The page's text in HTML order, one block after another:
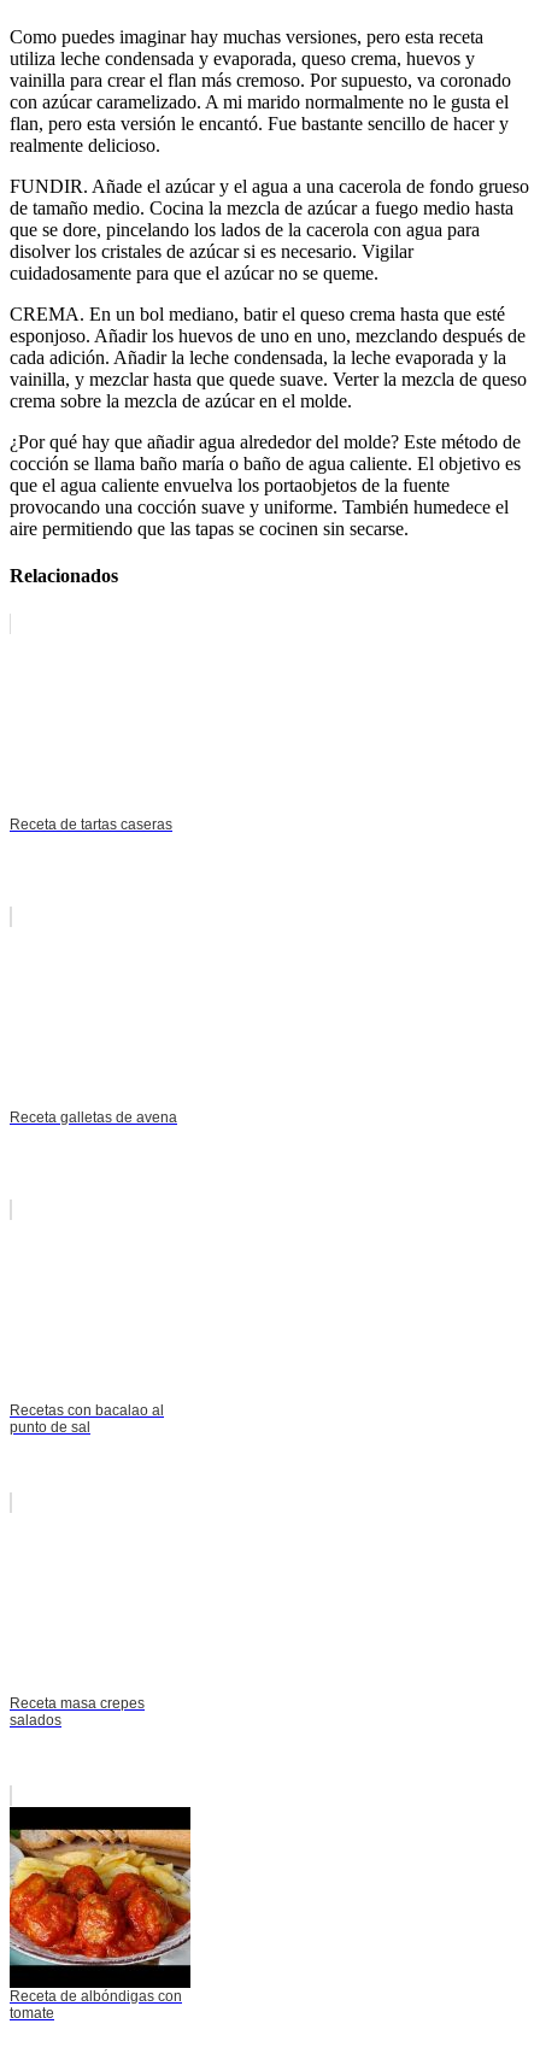
Como puedes imaginar hay muchas versiones, pero esta receta
utiliza leche condensada y evaporada, queso crema, huevos y
vainilla para crear el flan más cremoso. Por supuesto, va coronado
con azúcar caramelizado. A mi marido normalmente no le gusta el
flan, pero esta versión le encantó. Fue bastante sencillo de hacer y
realmente delicioso.
FUNDIR. Añade el azúcar y el agua a una cacerola de fondo grueso
de tamaño medio. Cocina la mezcla de azúcar a fuego medio hasta
que se dore, pincelando los lados de la cacerola con agua para
disolver los cristales de azúcar si es necesario. Vigilar
cuidadosamente para que el azúcar no se queme.
CREMA. En un bol mediano, batir el queso crema hasta que esté
esponjoso. Añadir los huevos de uno en uno, mezclando después de
cada adición. Añadir la leche condensada, la leche evaporada y la
vainilla, y mezclar hasta que quede suave. Verter la mezcla de queso
crema sobre la mezcla de azúcar en el molde.
¿Por qué hay que añadir agua alrededor del molde? Este método de
cocción se llama baño maría o baño de agua caliente. El objetivo es
que el agua caliente envuelva los portaobjetos de la fuente
provocando una cocción suave y uniforme. También humedece el
aire permitiendo que las tapas se cocinen sin secarse.
Relacionados
Receta de tartas caseras
Receta galletas de avena
Recetas con bacalao al
punto de sal
Receta masa crepes
salados
Receta de albóndigas con
tomate